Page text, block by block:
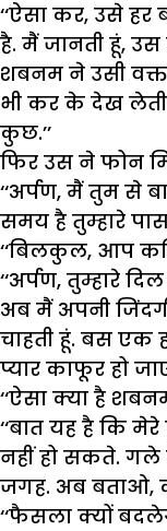
‘‘ऐसा कर, उसे हर
है. मैं जानती हूं, उस
शबनम ने उसी वक्त
भी कर के देख लेती
कुछ.’’
फिर उस ने फोन
‘‘अर्पण, मैं तुम से
समय है तुम्हारे
‘‘बिलकुल, आप
‘‘अर्पण, तुम्हारे
अब मैं अपनी
चाहती हूं. बस एक
प्यार काफूर हो
‘‘ऐसा क्या है
‘‘बात यह है कि
नहीं हो सकते. गले
जगह. अब बताओ,
‘‘फैसला क्यों